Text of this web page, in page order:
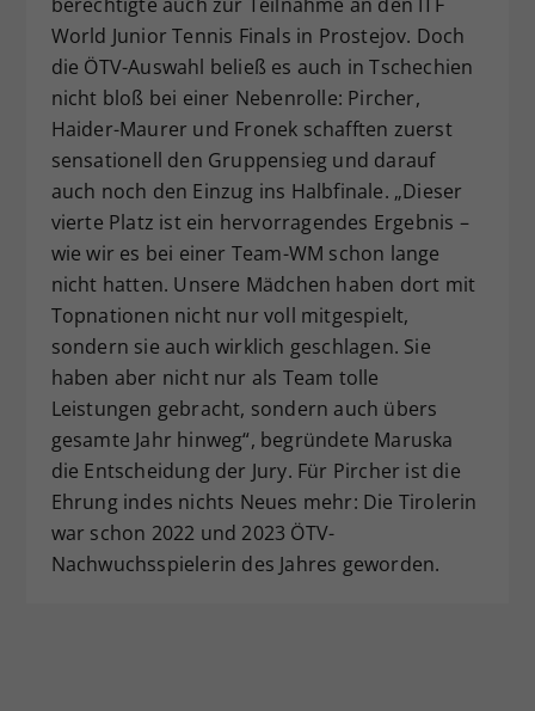
World Junior Tennis Finals in Prostejov. Doch
die ÖTV-Auswahl beließ es auch in Tschechien
nicht bloß bei einer Nebenrolle: Pircher,
Haider-Maurer und Fronek schafften zuerst
sensationell den Gruppensieg und darauf
auch noch den Einzug ins Halbfinale. „Dieser
vierte Platz ist ein hervorragendes Ergebnis –
wie wir es bei einer Team-WM schon lange
nicht hatten. Unsere Mädchen haben dort mit
Topnationen nicht nur voll mitgespielt,
sondern sie auch wirklich geschlagen. Sie
haben aber nicht nur als Team tolle
Leistungen gebracht, sondern auch übers
gesamte Jahr hinweg“, begründete Maruska
die Entscheidung der Jury. Für Pircher ist die
Ehrung indes nichts Neues mehr: Die Tirolerin
war schon 2022 und 2023 ÖTV-
Nachwuchsspielerin des Jahres geworden.